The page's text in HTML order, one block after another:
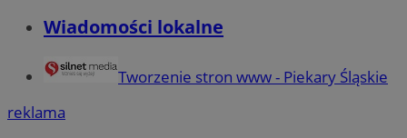
Wiadomości lokalne
Tworzenie stron www - Piekary Śląskie
reklama